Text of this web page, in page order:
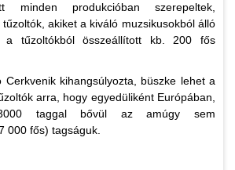
minden produkcióban szerepeltek,
akiket a kiváló muzsikusokból álló
a tűzoltókból összeállított kb. 200 fős
Cerkvenik kihangsúlyozta, büszke lehet a
arra, hogy egyedüliként Európában,
taggal bővül az amúgy sem
000 fős) tagságuk.